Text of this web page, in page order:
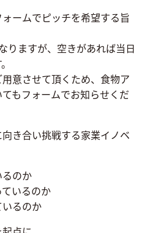
ームでピッチを希望する旨
りますが、空きがあれば当日
意させて頂くため、食物ア
もフォームでお知らせくだ
き合い挑戦する家業イノベ
るのか
いるのか
いるのか